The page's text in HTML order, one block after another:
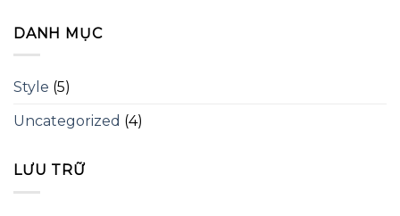
DANH MỤC
Style (5)
Uncategorized (4)
LƯU TRỮ